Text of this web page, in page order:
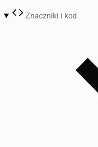
Znaczniki i kod